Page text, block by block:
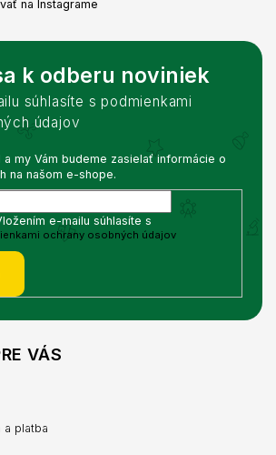
na Instagrame
k odberu noviniek
súhlasíte s podmienkami
údajov
my Vám budeme zasielať informácie o
na našom e-shope.
e-mailu súhlasíte s
ochrany osobných údajov
VÁS
a platba